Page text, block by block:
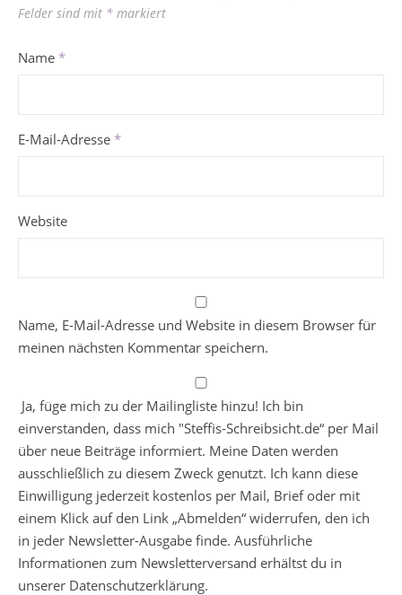
Felder sind mit * markiert
Name *
E-Mail-Adresse *
Website
Name, E-Mail-Adresse und Website in diesem Browser für
meinen nächsten Kommentar speichern.
Ja, füge mich zu der Mailingliste hinzu! Ich bin
einverstanden, dass mich "Steffis-Schreibsicht.de“ per Mail
über neue Beiträge informiert. Meine Daten werden
ausschließlich zu diesem Zweck genutzt. Ich kann diese
Einwilligung jederzeit kostenlos per Mail, Brief oder mit
einem Klick auf den Link „Abmelden“ widerrufen, den ich
in jeder Newsletter-Ausgabe finde. Ausführliche
Informationen zum Newsletterversand erhältst du in
unserer Datenschutzerklärung.